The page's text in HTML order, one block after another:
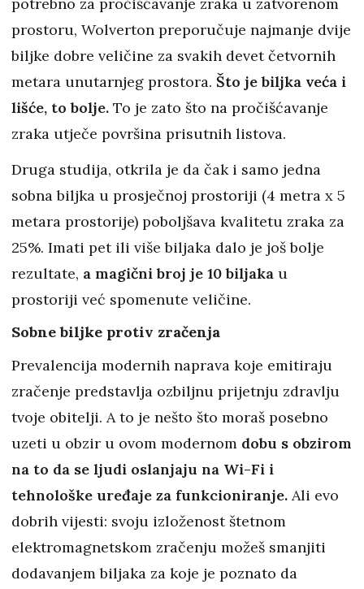
potrebno za pročišćavanje zraka u zatvorenom
prostoru, Wolverton preporučuje najmanje dvije
biljke dobre veličine za svakih devet četvornih
metara unutarnjeg prostora. Što je biljka veća i
lišće, to bolje. To je zato što na pročišćavanje
zraka utječe površina prisutnih listova.
Druga studija, otkrila je da čak i samo jedna
sobna biljka u prosječnoj prostoriji (4 metra x 5
metara prostorije) poboljšava kvalitetu zraka za
25%. Imati pet ili više biljaka dalo je još bolje
rezultate, a magični broj je 10 biljaka u
prostoriji već spomenute veličine.
Sobne biljke protiv zračenja
Prevalencija modernih naprava koje emitiraju
zračenje predstavlja ozbiljnu prijetnju zdravlju
tvoje obitelji. A to je nešto što moraš posebno
uzeti u obzir u ovom modernom dobu s obzirom
na to da se ljudi oslanjaju na Wi-Fi i
tehnološke uređaje za funkcioniranje. Ali evo
dobrih vijesti: svoju izloženost štetnom
elektromagnetskom zračenju možeš smanjiti
dodavanjem biljaka za koje je poznato da